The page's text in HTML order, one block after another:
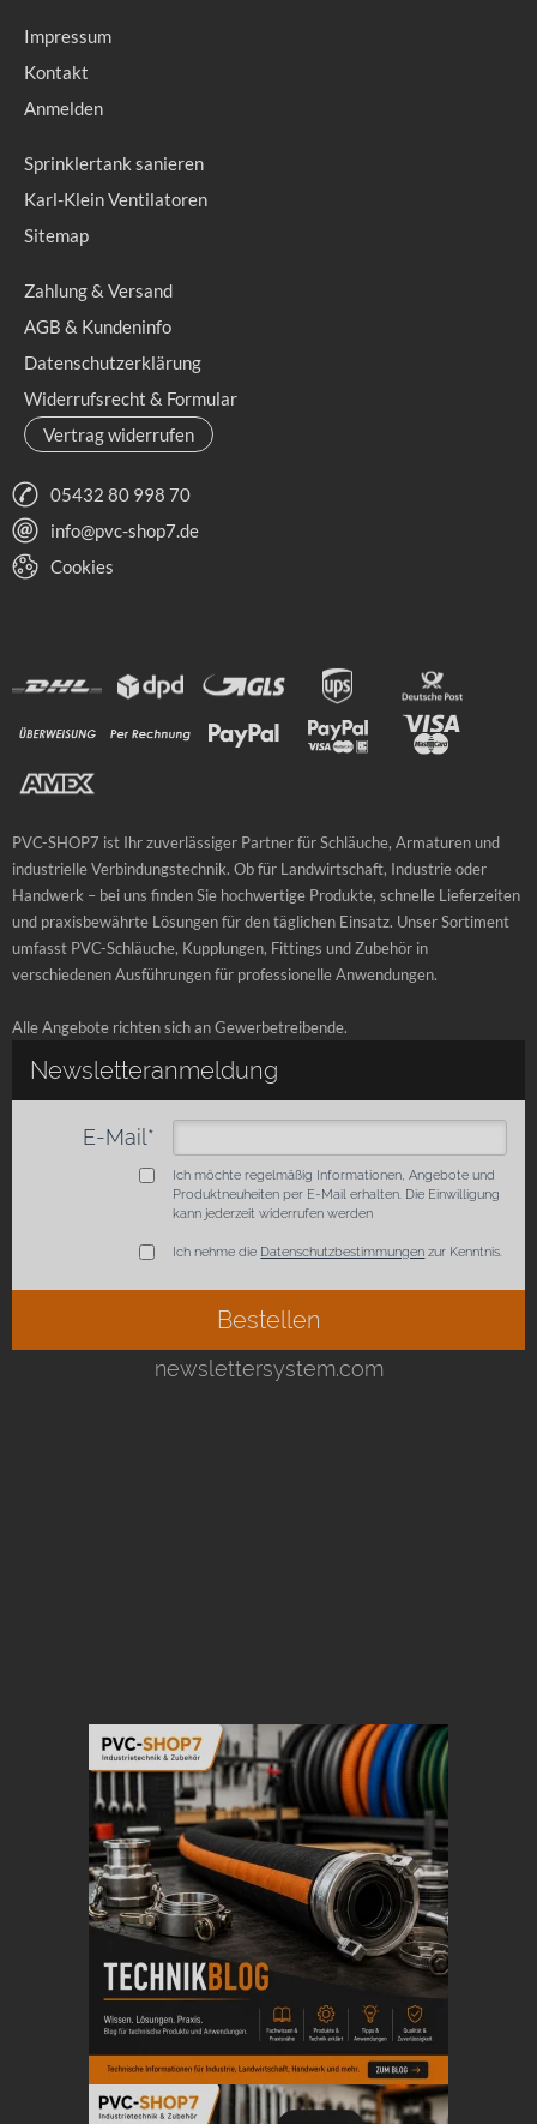
Impressum
Kontakt
Anmelden
Sprinklertank sanieren
Karl-Klein Ventilatoren
Sitemap
Zahlung & Versand
AGB & Kundeninfo
Datenschutzerklärung
Widerrufsrecht & Formular
Vertrag widerrufen
05432 80 998 70
info@pvc-shop7.de
Cookies
PVC-SHOP7 ist Ihr zuverlässiger Partner für Schläuche, Armaturen und
industrielle Verbindungstechnik. Ob für Landwirtschaft, Industrie oder
Handwerk – bei uns finden Sie hochwertige Produkte, schnelle Lieferzeiten
und praxisbewährte Lösungen für den täglichen Einsatz. Unser Sortiment
umfasst PVC-Schläuche, Kupplungen, Fittings und Zubehör in
verschiedenen Ausführungen für professionelle Anwendungen.
Alle Angebote richten sich an Gewerbetreibende.